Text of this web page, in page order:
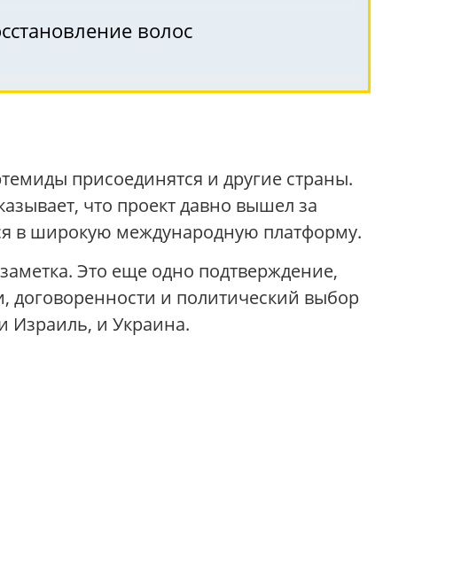
волос
присоединятся и другие страны.
что проект давно вышел за
в широкую международную платформу.
Это еще одно подтверждение,
договоренности и политический выбор
Израиль, и Украина.